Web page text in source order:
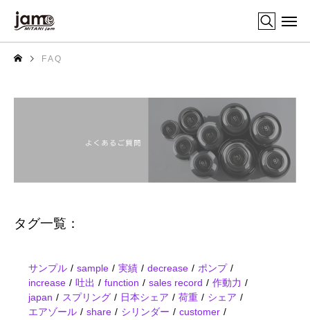
F A Q
タグ一覧：
サンプル sample 実績 decrease
ポンプ
increase
吐出 function sales record
作動力
japan
スプリング 日本シェア 荷重
シェア
エアゾール
share シリンダー
customer